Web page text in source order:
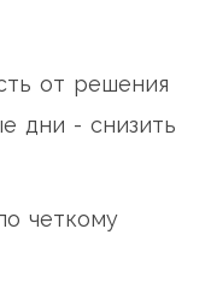
от решения
дни - снизить
четкому